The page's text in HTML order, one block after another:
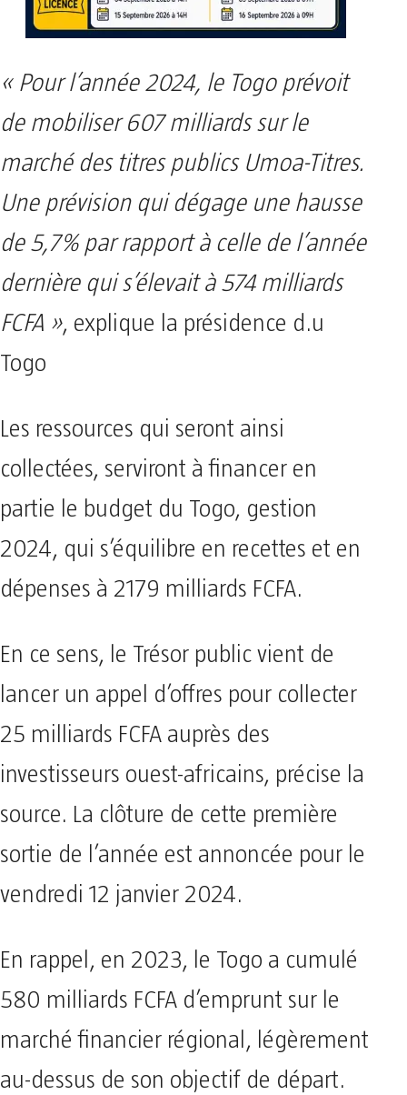
« Pour l’année 2024, le Togo prévoit
de mobiliser 607 milliards sur le
marché des titres publics Umoa-Titres.
Une prévision qui dégage une hausse
de 5,7% par rapport à celle de l’année
dernière qui s’élevait à 574 milliards
FCFA », explique la présidence d.u
Togo
Les ressources qui seront ainsi
collectées, serviront à financer en
partie le budget du Togo, gestion
2024, qui s’équilibre en recettes et en
dépenses à 2179 milliards FCFA.
En ce sens, le Trésor public vient de
lancer un appel d’offres pour collecter
25 milliards FCFA auprès des
investisseurs ouest-africains, précise la
source. La clôture de cette première
sortie de l’année est annoncée pour le
vendredi 12 janvier 2024.
En rappel, en 2023, le Togo a cumulé
580 milliards FCFA d’emprunt sur le
marché financier régional, légèrement
au-dessus de son objectif de départ.